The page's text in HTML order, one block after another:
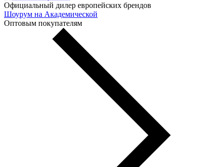
Официальный дилер европейских брендов
Шоурум на Академической
Оптовым покупателям